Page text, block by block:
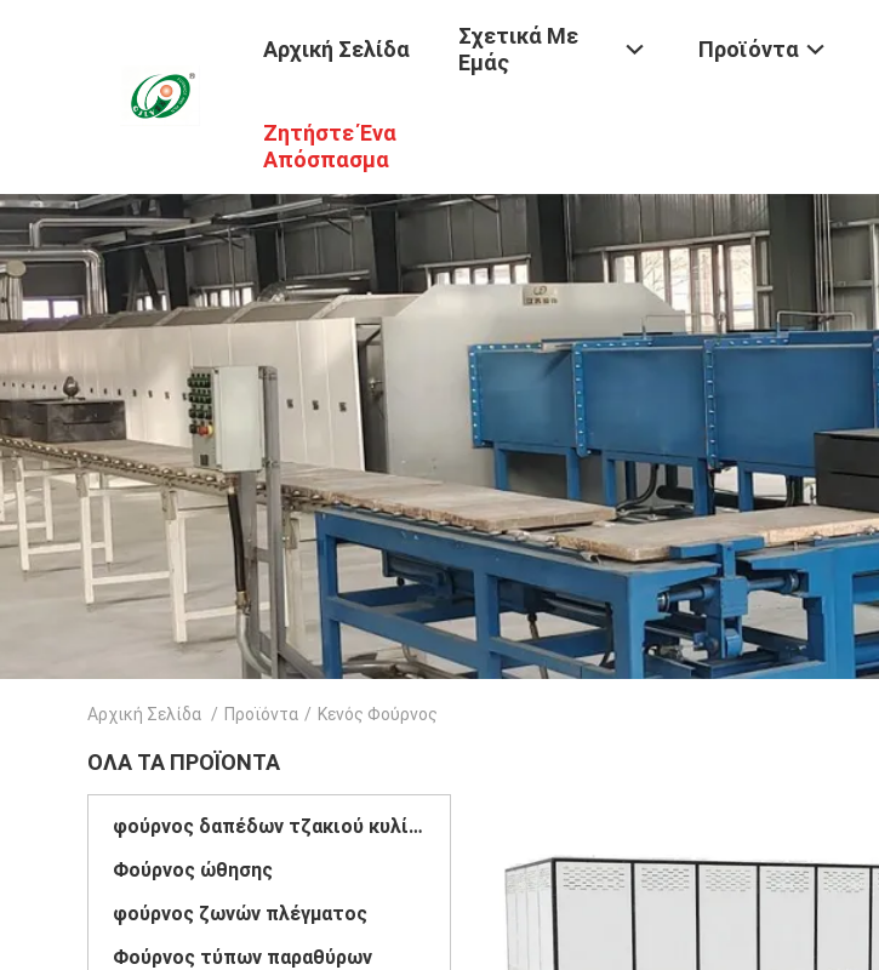
Αρχική Σελίδα
Σχετικά Με
Εμάς
Προϊόντα
Ζητήστε Ένα
Απόσπασμα
Αρχική Σελίδα / Προϊόντα / Κενός Φούρνος
ΌΛΑ ΤΑ ΠΡΟΪΌΝΤΑ
φούρνος δαπέδων τζακιού κυλίνδρων
Φούρνος ώθησης
φούρνος ζωνών πλέγματος
Φούρνος τύπων παραθύρων